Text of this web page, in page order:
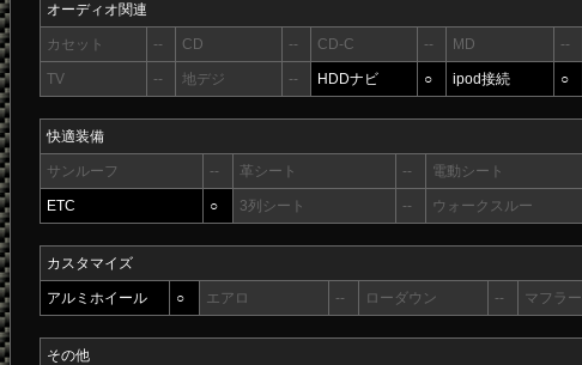
オーディオ関連
カセット -- CD -- CD-C -- MD --
TV -- 地デジ -- HDDナビ ○ ipod接続 ○
快適装備
サンルーフ -- 革シート -- 電動シート
ETC ○ 3列シート -- ウォークスルー
カスタマイズ
アルミホイール ○ エアロ -- ローダウン -- マフラー
その他